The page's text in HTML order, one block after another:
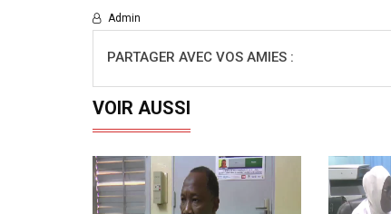
Admin
PARTAGER AVEC VOS AMIES :
VOIR AUSSI